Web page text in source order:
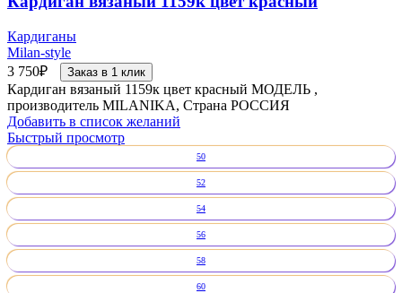
Кардиганы
Milan-style
3 750₽ Заказ в 1 клик
Кардиган вязаный 1159к цвет красный МОДЕЛЬ ,
производитель MILANIKA, Страна РОССИЯ
Добавить в список желаний
Быстрый просмотр
50
52
54
56
58
60